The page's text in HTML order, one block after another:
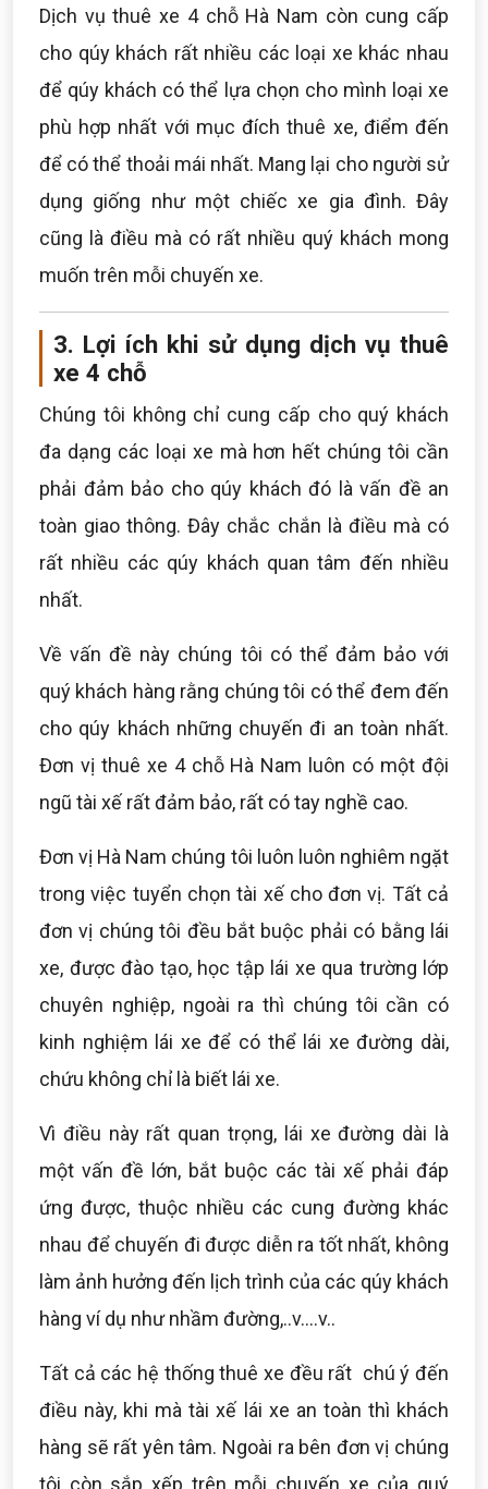
Dịch vụ thuê xe 4 chỗ Hà Nam còn cung cấp
cho qúy khách rất nhiều các loại xe khác nhau
để qúy khách có thể lựa chọn cho mình loại xe
phù hợp nhất với mục đích thuê xe, điểm đến
để có thể thoải mái nhất. Mang lại cho người sử
dụng giống như một chiếc xe gia đình. Đây
cũng là điều mà có rất nhiều quý khách mong
muốn trên mỗi chuyến xe.
3. Lợi ích khi sử dụng dịch vụ thuê
xe 4 chỗ
Chúng tôi không chỉ cung cấp cho quý khách
đa dạng các loại xe mà hơn hết chúng tôi cần
phải đảm bảo cho qúy khách đó là vấn đề an
toàn giao thông. Đây chắc chắn là điều mà có
rất nhiều các qúy khách quan tâm đến nhiều
nhất.
Về vấn đề này chúng tôi có thể đảm bảo với
quý khách hàng rằng chúng tôi có thể đem đến
cho qúy khách những chuyến đi an toàn nhất.
Đơn vị thuê xe 4 chỗ Hà Nam luôn có một đội
ngũ tài xế rất đảm bảo, rất có tay nghề cao.
Đơn vị Hà Nam chúng tôi luôn luôn nghiêm ngặt
trong việc tuyển chọn tài xế cho đơn vị. Tất cả
đơn vị chúng tôi đều bắt buộc phải có bằng lái
xe, được đào tạo, học tập lái xe qua trường lớp
chuyên nghiệp, ngoài ra thì chúng tôi cần có
kinh nghiệm lái xe để có thể lái xe đường dài,
chứu không chỉ là biết lái xe.
Vì điều này rất quan trọng, lái xe đường dài là
một vấn đề lớn, bắt buộc các tài xế phải đáp
ứng được, thuộc nhiều các cung đường khác
nhau để chuyến đi được diễn ra tốt nhất, không
làm ảnh hưởng đến lịch trình của các qúy khách
hàng ví dụ như nhầm đường,..v....v..
Tất cả các hệ thống thuê xe đều rất chú ý đến
điều này, khi mà tài xế lái xe an toàn thì khách
hàng sẽ rất yên tâm. Ngoài ra bên đơn vị chúng
tôi còn sắp xếp trên mỗi chuyến xe của quý